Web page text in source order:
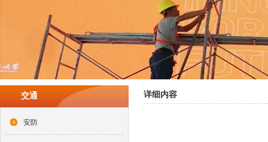
交通
安防
详细内容